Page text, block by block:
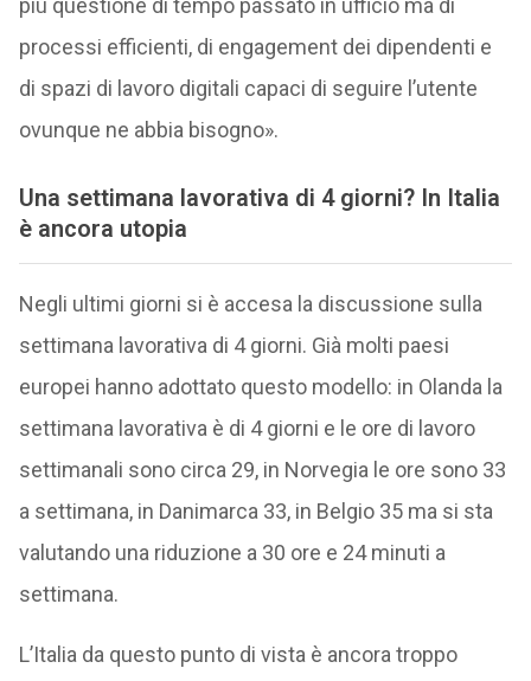
processi efficienti, di engagement dei dipendenti e
di spazi di lavoro digitali capaci di seguire l’utente
ovunque ne abbia bisogno».
Una settimana lavorativa di 4 giorni? In Italia
è ancora utopia
Negli ultimi giorni si è accesa la discussione sulla
settimana lavorativa di 4 giorni. Già molti paesi
europei hanno adottato questo modello: in Olanda la
settimana lavorativa è di 4 giorni e le ore di lavoro
settimanali sono circa 29, in Norvegia le ore sono 33
a settimana, in Danimarca 33, in Belgio 35 ma si sta
valutando una riduzione a 30 ore e 24 minuti a
settimana.
L’Italia da questo punto di vista è ancora troppo